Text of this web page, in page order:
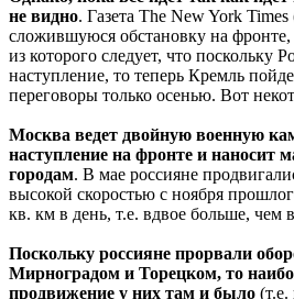
не видно. Газета The New York
сложившуюся обстановку на фронте,
из которого следует, что поскольку
наступление, то теперь Кремль
переговоры только осенью. Вот
Москва ведет двойную военную
наступление на фронте и наносит
городам. В мае россияне
высокой скоростью с ноября
кв. км в день, т.е. вдвое больше, чем
Поскольку россияне прорвали
Мирноградом и Торецком, то
продвижение у них там и было